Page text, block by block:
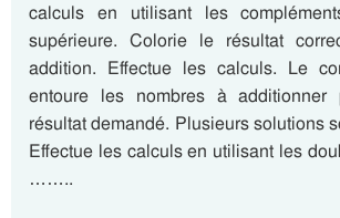
calculs en utilisant les
supérieure. Colorie le résultat
addition. Effectue les calculs. Le
entoure les nombres à
résultat demandé. Plusieurs solutions
Effectue les calculs en utilisant les
……..